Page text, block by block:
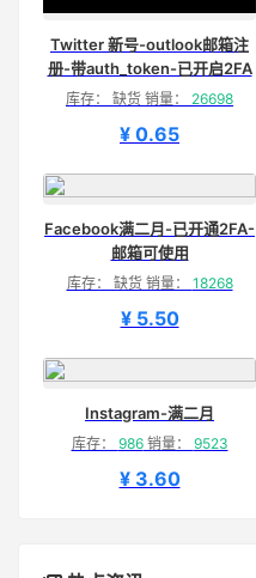
Twitter 新号-outlook邮箱注
册-带auth_token-已开启2FA
库存： 缺货 销量： 26698
¥ 0.65
Facebook满二月-已开通2FA-
邮箱可使用
库存： 缺货 销量： 18268
¥ 5.50
Instagram-满二月
库存： 986销量： 9523
¥ 3.60